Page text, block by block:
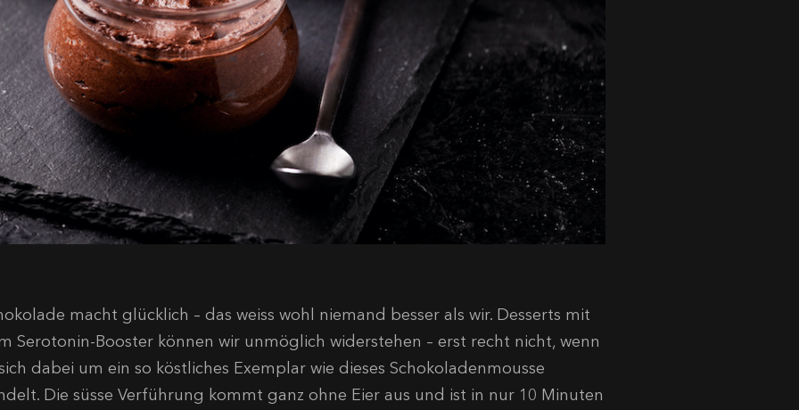
macht glücklich – das weiss wohl niemand besser als wir. Desserts mit
Serotonin-Booster können wir unmöglich widerstehen – erst recht nicht, wenn
dabei um ein so köstliches Exemplar wie dieses Schokoladenmousse
Die süsse Verführung kommt ganz ohne Eier aus und ist in nur 10 Minuten